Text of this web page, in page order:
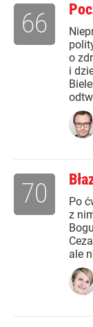
o
i
66
Po
z
ale
70